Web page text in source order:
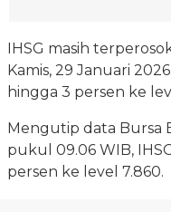
IHSG masih
Kamis, 29 Januari
hingga 3 persen ke
Mengutip data Bursa
pukul 09.06 WIB,
persen ke level 7.860.